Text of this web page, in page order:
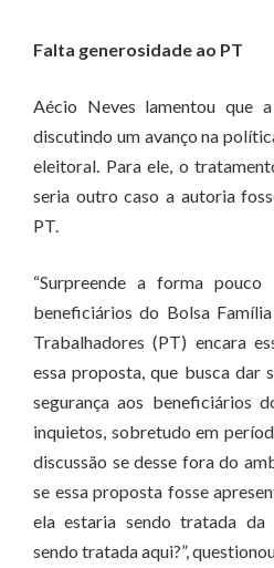
Falta generosidade ao PT
Aécio Neves lamentou que
discutindo um avanço na
eleitoral. Para ele, o
seria outro caso a autoria
PT.
“Surpreende a forma
beneficiários do Bolsa
Trabalhadores (PT) encara
essa proposta, que busca dar
segurança aos beneficiários
inquietos, sobretudo em
discussão se desse fora do
se essa proposta fosse
ela estaria sendo tratada da
sendo tratada aqui?”,